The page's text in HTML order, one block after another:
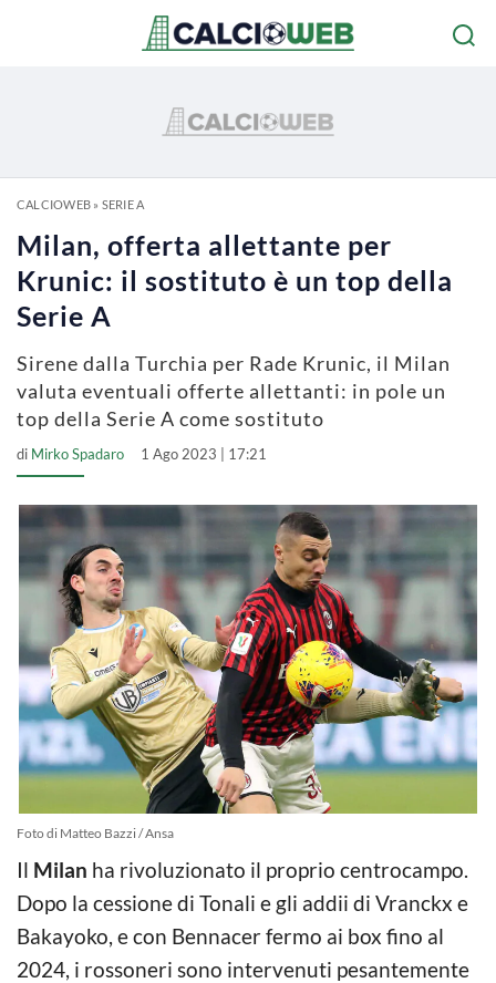
CALCIOWEB» SERIE A
Milan, offerta allettante per
Krunic: il sostituto è un top della
Serie A
Sirene dalla Turchia per Rade Krunic, il Milan
valuta eventuali offerte allettanti: in pole un
top della Serie A come sostituto
di Mirko Spadaro 1 Ago 2023 | 17:21
Foto di Matteo Bazzi / Ansa
Il Milan ha rivoluzionato il proprio centrocampo.
Dopo la cessione di Tonali e gli addii di Vranckx e
Bakayoko, e con Bennacer fermo ai box fino al
2024, i rossoneri sono intervenuti pesantemente